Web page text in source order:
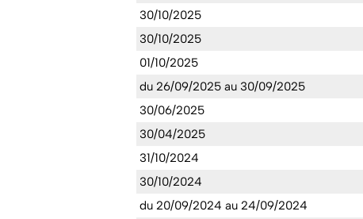
30/10/2025
30/10/2025
01/10/2025
du 26/09/2025 au 30/09/2025
30/06/2025
30/04/2025
31/10/2024
30/10/2024
du 20/09/2024 au 24/09/2024